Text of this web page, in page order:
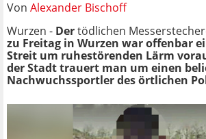
Von Alexander Bischoff
Wurzen - Dertödlichen
zu Freitag in Wurzen war offenbar
Streit um ruhestörenden Lärm
der Stadt trauert man um einen
Nachwuchssportler des örtlichen